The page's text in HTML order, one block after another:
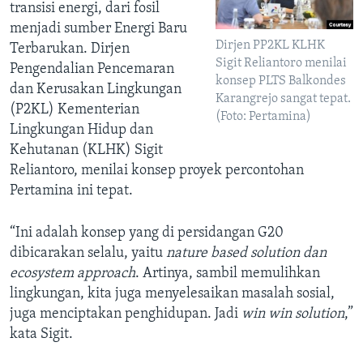
Dirjen PP2KL KLHK
Sigit Reliantoro menilai
konsep PLTS Balkondes
Karangrejo sangat tepat.
(Foto: Pertamina)
transisi energi, dari fosil
menjadi sumber Energi Baru
Terbarukan. Dirjen
Pengendalian Pencemaran
dan Kerusakan Lingkungan
(P2KL) Kementerian
Lingkungan Hidup dan
Kehutanan (KLHK) Sigit
Reliantoro, menilai konsep proyek percontohan
Pertamina ini tepat.
“Ini adalah konsep yang di persidangan G20
dibicarakan selalu, yaitu nature based solution dan
ecosystem approach. Artinya, sambil memulihkan
lingkungan, kita juga menyelesaikan masalah sosial,
juga menciptakan penghidupan. Jadi win win solution,”
kata Sigit.